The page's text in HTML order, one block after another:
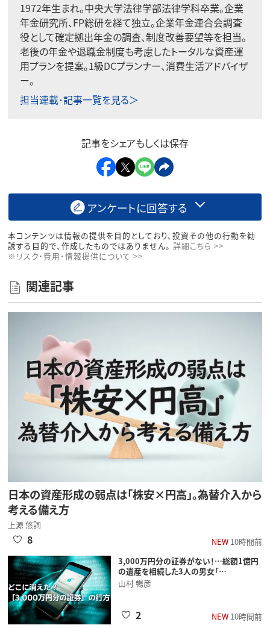
1972年生まれ。中央大学法律学部法律学科卒業。企業
年金研究所、FP総研を経て独立。企業年金連合会調査
役として確定拠出年金の調査、制度改善要望等を担当。
老後の年金や退職金制度も考慮したトータルな資産運
用プランを提案。1級DCプランナー、消費生活アドバイザ
ー。
担当連載･記事一覧を見る＞
記事をシェアもしくは保存
アンケートに回答する
本コンテンツは情報の提供を目的としており、投資その他の行動を勧
誘する目的で、作成したものではありません。 詳細こちら >>
※リスク・費用・情報提供について >>
関連記事
日本の資産形成の弱点は「株安×円高」。為替介入から
考える備え方
上源 悠詞
NEW10時間前
8
3,000万円分の証券がない！…総額1億円
の遺産を相続した3人の男女「…
山村 暢彦
NEW10時間前
2